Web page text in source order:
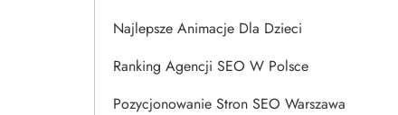
Najlepsze Animacje Dla Dzieci
Ranking Agencji SEO W Polsce
Pozycjonowanie Stron SEO Warszawa